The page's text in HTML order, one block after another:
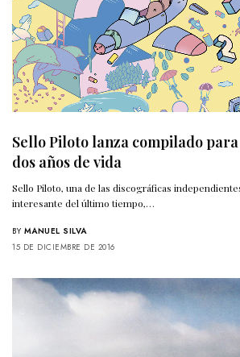
Sello Piloto lanza compilado
dos años de vida
Sello Piloto, una de las discográficas
interesante del último tiempo,…
BY MANUEL SILVA
15 DE DICIEMBRE DE 2016